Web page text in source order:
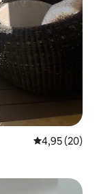
4,95 av 5 i
4,95 (20)